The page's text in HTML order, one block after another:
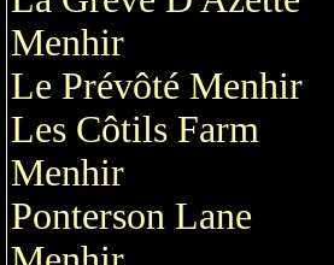
Menhir
Le Prévôté Menhir
Les Côtils Farm
Menhir
Ponterson Lane